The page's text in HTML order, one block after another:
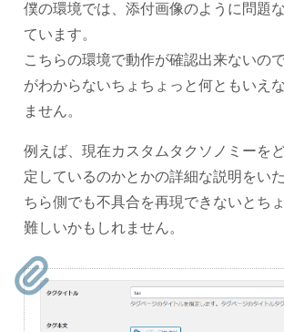
僕の環境では、添付画像のように問題
ています。
こちらの環境で動作が確認出来ないの
がわからないちょちょっと何ともいえ
ません。
例えば、現在カスタムタクソノミーを
定しているのかとかの詳細な説明をい
ちら側でも不具合を再現できないとち
難しいかもしれません。